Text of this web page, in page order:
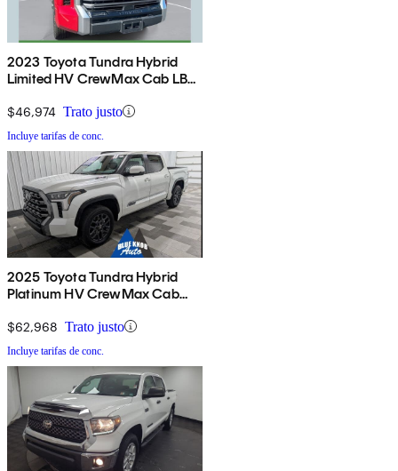
2023 Toyota Tundra Hybrid
Limited HV CrewMax Cab LB
$46,974 Trato justo
Incluye tarifas de conc.
2025 Toyota Tundra Hybrid
Platinum HV CrewMax Cab
$62,968 Trato justo
Incluye tarifas de conc.